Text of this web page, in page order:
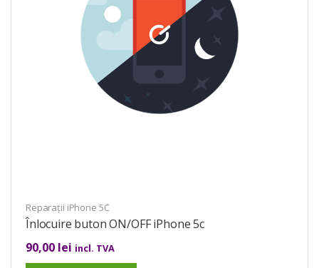
Reparații iPhone 5C
Înlocuire buton ON/OFF iPhone 5c
90,00 lei incl. TVA